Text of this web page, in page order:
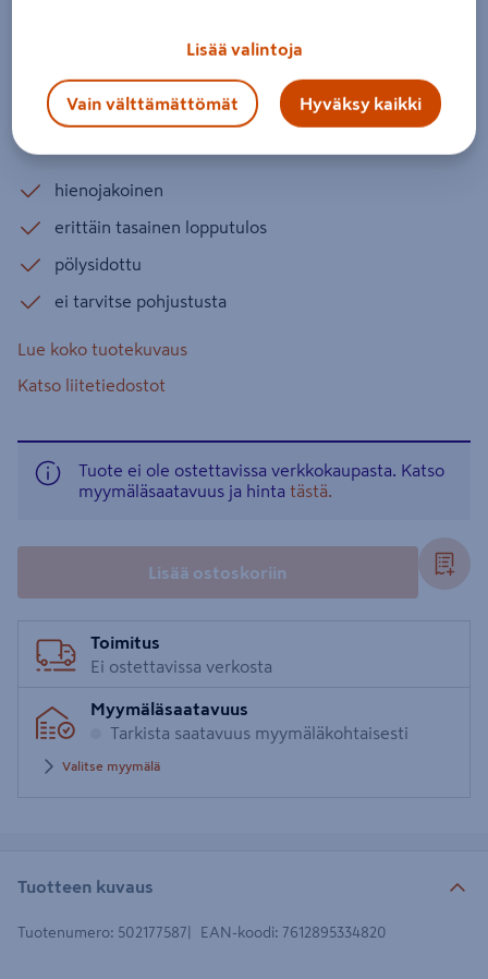
Valkosementtipohjainen yli- ja oikotasoite erityisesti
seinien ja kattojen uudistamiseen ja strukturointiin.
Voidaan levittää laatoille ilman pohjustetta.
hienojakoinen
erittäin tasainen lopputulos
pölysidottu
ei tarvitse pohjustusta
Lue koko tuotekuvaus
Katso liitetiedostot
Tuote ei ole ostettavissa verkkokaupasta. Katso
myymäläsaatavuus ja hinta tästä.
Lisää ostoskoriin
Toimitus
Ei ostettavissa verkosta
Myymäläsaatavuus
Tarkista saatavuus myymäläkohtaisesti
Valitse myymälä
Tuotteen kuvaus
Tuotenumero: 502177587 EAN-koodi: 7612895334820
Lisää valintoja
Vain välttämättömät Hyväksy kaikki